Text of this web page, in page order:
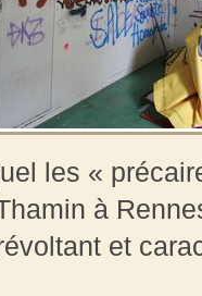
les «
à
et